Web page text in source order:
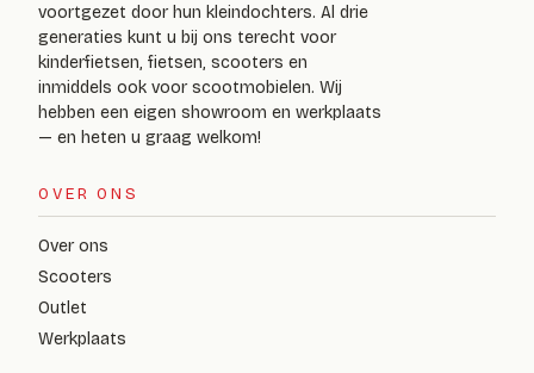
voortgezet door hun kleindochters. Al drie
generaties kunt u bij ons terecht voor
kinderfietsen, fietsen, scooters en
inmiddels ook voor scootmobielen. Wij
hebben een eigen showroom en werkplaats
— en heten u graag welkom!
OVER ONS
Over ons
Scooters
Outlet
Werkplaats